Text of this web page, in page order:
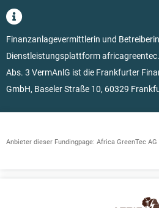
Finanzanlagevermittlerin und
Dienstleistungsplattform
Abs. 3 VermAnlG ist die Frankfurter
GmbH, Baseler Straße 10, 60329
Anbieter dieser Fundingpage: Africa GreenTec AG